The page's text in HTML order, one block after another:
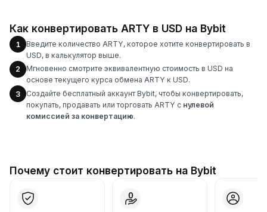
Как конвертировать ARTY в USD на Bybit
1
Введите количество ARTY, которое хотите конвертировать в
USD, в калькулятор выше.
2
Мгновенно смотрите эквивалентную стоимость в USD на
основе текущего курса обмена ARTY к USD.
3
Создайте бесплатный аккаунт Bybit, чтобы конвертировать,
покупать, продавать или торговать ARTY с нулевой
комиссией за конвертацию.
Почему стоит конвертировать на Bybit